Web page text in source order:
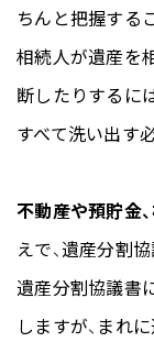
ちんと把握する
相続人が遺産を
断したりするに
すべて洗い出す
不動産や預貯金
えで、遺産分割
遺産分割協議書
しますが、まれ